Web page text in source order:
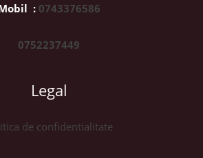
: 0743376586
0752237449
Legal
de confidentialitate